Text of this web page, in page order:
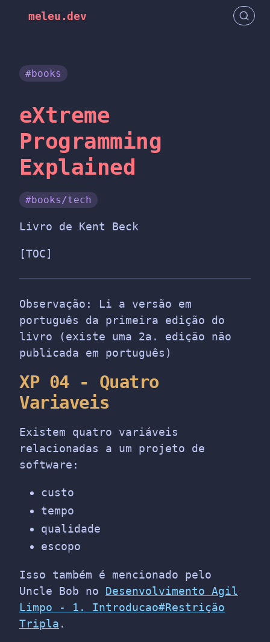
meleu.dev
#books
eXtreme
Programming
Explained
#books/tech
Livro de Kent Beck
[TOC]
Observação: Li a versão em
português da primeira edição do
livro (existe uma 2a. edição não
publicada em português)
XP 04 - Quatro
Variaveis
Existem quatro variáveis
relacionadas a um projeto de
software:
custo
tempo
qualidade
escopo
Isso também é mencionado pelo
Uncle Bob no Desenvolvimento Agil
Limpo - 1. Introducao#Restrição
Tripla .